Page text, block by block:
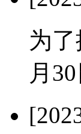
为
月